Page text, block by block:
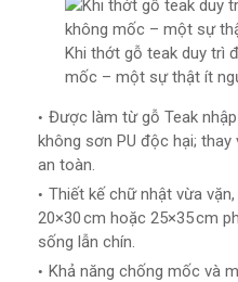
Khi thớt gỗ teak duy trì
mốc – một sự thật ít
Được làm từ gỗ Teak
không sơn PU độc hại;
an toàn.
Thiết kế chữ nhật vừa
20×30 cm hoặc 25×35 cm
sống lẫn chín.
Khả năng chống mốc và